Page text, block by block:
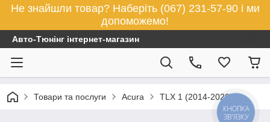
Не знайшли товар? Наберіть (067) 231-57-90 і ми
допоможемо!
Авто-Тюнінг інтернет-магазин
Товари та послуги Acura TLX 1 (2014-2020)
КНОПКА
ЗВ'ЯЗКУ